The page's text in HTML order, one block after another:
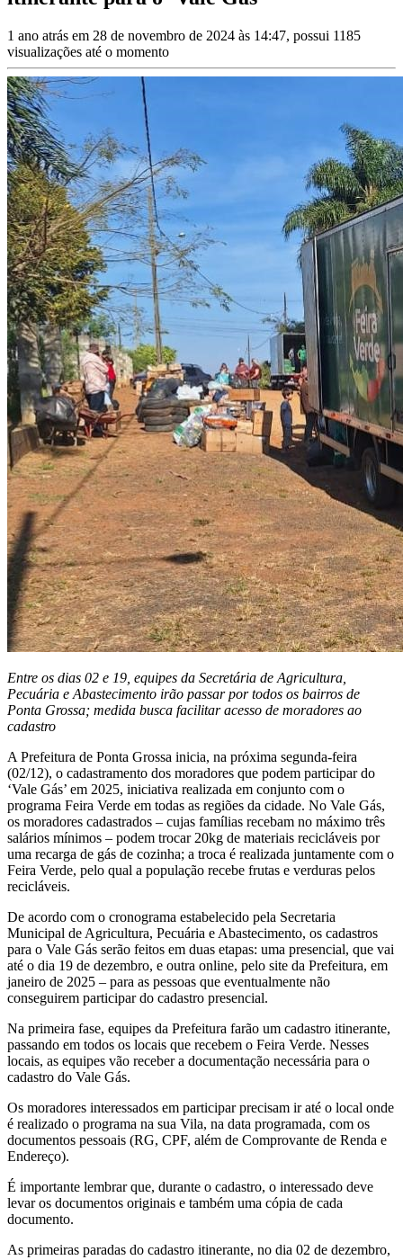
1 ano atrás em 28 de novembro de 2024 às 14:47, possui 1185
visualizações até o momento
Entre os dias 02 e 19, equipes da Secretária de Agricultura,
Pecuária e Abastecimento irão passar por todos os bairros de
Ponta Grossa; medida busca facilitar acesso de moradores ao
cadastro
A Prefeitura de Ponta Grossa inicia, na próxima segunda-feira
(02/12), o cadastramento dos moradores que podem participar do
‘Vale Gás’ em 2025, iniciativa realizada em conjunto com o
programa Feira Verde em todas as regiões da cidade. No Vale Gás,
os moradores cadastrados – cujas famílias recebam no máximo três
salários mínimos – podem trocar 20kg de materiais recicláveis por
uma recarga de gás de cozinha; a troca é realizada juntamente com o
Feira Verde, pelo qual a população recebe frutas e verduras pelos
recicláveis.
De acordo com o cronograma estabelecido pela Secretaria
Municipal de Agricultura, Pecuária e Abastecimento, os cadastros
para o Vale Gás serão feitos em duas etapas: uma presencial, que vai
até o dia 19 de dezembro, e outra online, pelo site da Prefeitura, em
janeiro de 2025 – para as pessoas que eventualmente não
conseguirem participar do cadastro presencial.
Na primeira fase, equipes da Prefeitura farão um cadastro itinerante,
passando em todos os locais que recebem o Feira Verde. Nesses
locais, as equipes vão receber a documentação necessária para o
cadastro do Vale Gás.
Os moradores interessados em participar precisam ir até o local onde
é realizado o programa na sua Vila, na data programada, com os
documentos pessoais (RG, CPF, além de Comprovante de Renda e
Endereço).
É importante lembrar que, durante o cadastro, o interessado deve
levar os documentos originais e também uma cópia de cada
documento.
As primeiras paradas do cadastro itinerante, no dia 02 de dezembro,